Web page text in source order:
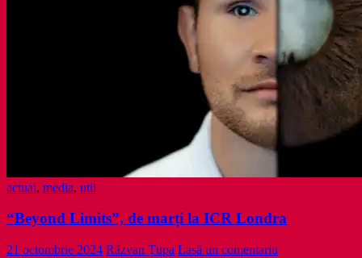
actual, media, util
“Beyond Limits”, de marți la ICR Londra
21 octombrie 2024 Răzvan Țupa Lasă un comentariu